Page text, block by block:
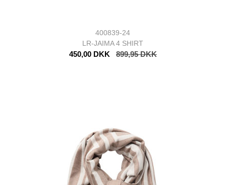
400839-24
LR-JAIMA 4 SHIRT
450,00 DKK 899,95 DKK